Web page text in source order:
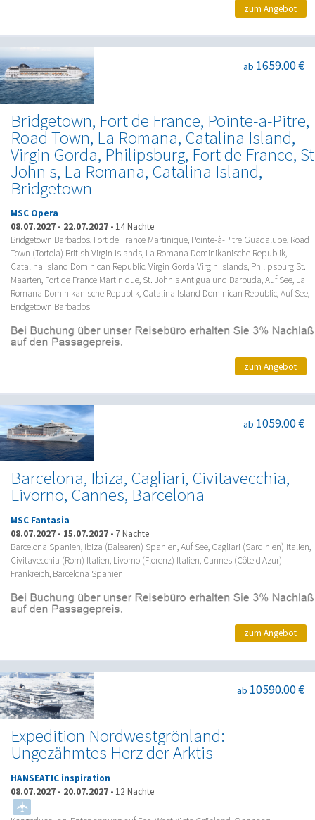
zum Angebot
Bridgetown, Fort de France, Pointe-a-Pitre,
Road Town, La Romana, Catalina Island,
Virgin Gorda, Philipsburg, Fort de France, St
John s, La Romana, Catalina Island,
Bridgetown
ab 1659.00 €
MSC Opera
08.07.2027 - 22.07.2027 • 14 Nächte
Bridgetown Barbados, Fort de France Martinique, Pointe-à-Pitre Guadalupe, Road
Town (Tortola) British Virgin Islands, La Romana Dominikanische Republik,
Catalina Island Dominican Republic, Virgin Gorda Virgin Islands, Philipsburg St.
Maarten, Fort de France Martinique, St. John's Antigua und Barbuda, Auf See, La
Romana Dominikanische Republik, Catalina Island Dominican Republic, Auf See,
Bridgetown Barbados
zum Angebot
Barcelona, Ibiza, Cagliari, Civitavecchia,
Livorno, Cannes, Barcelona
ab 1059.00 €
MSC Fantasia
08.07.2027 - 15.07.2027 • 7 Nächte
Barcelona Spanien, Ibiza (Balearen) Spanien, Auf See, Cagliari (Sardinien) Italien,
Civitavecchia (Rom) Italien, Livorno (Florenz) Italien, Cannes (Côte d'Azur)
Frankreich, Barcelona Spanien
zum Angebot
Expedition Nordwestgrönland:
Ungezähmtes Herz der Arktis
ab 10590.00 €
HANSEATIC inspiration
08.07.2027 - 20.07.2027 • 12 Nächte